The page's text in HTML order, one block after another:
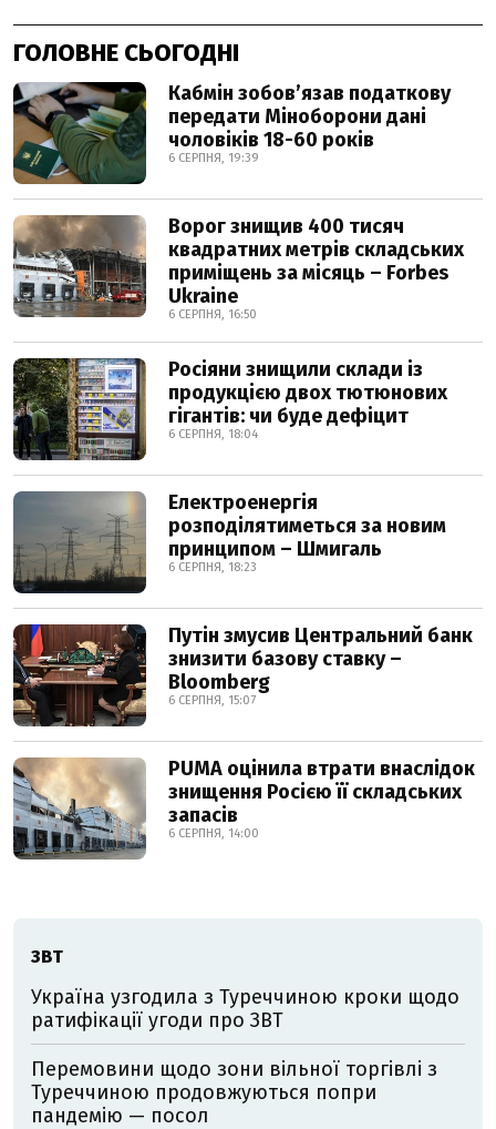
ГОЛОВНЕ СЬОГОДНІ
Кабмін зобовʼязав податкову
передати Міноборони дані
чоловіків 18-60 років
6 СЕРПНЯ, 19:39
Ворог знищив 400 тисяч
квадратних метрів складських
приміщень за місяць – Forbes
Ukraine
6 СЕРПНЯ, 16:50
Росіяни знищили склади із
продукцією двох тютюнових
гігантів: чи буде дефіцит
6 СЕРПНЯ, 18:04
Електроенергія
розподілятиметься за новим
принципом – Шмигаль
6 СЕРПНЯ, 18:23
Путін змусив Центральний банк
знизити базову ставку –
Bloomberg
6 СЕРПНЯ, 15:07
PUMA оцінила втрати внаслідок
знищення Росією її складських
запасів
6 СЕРПНЯ, 14:00
ЗВТ
Україна узгодила з Туреччиною кроки щодо
ратифікації угоди про ЗВТ
Перемовини щодо зони вільної торгівлі з
Туреччиною продовжуються попри
пандемію — посол